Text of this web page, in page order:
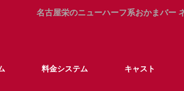
名古屋栄のニューハーフ系おかまバー
料金システム キャスト